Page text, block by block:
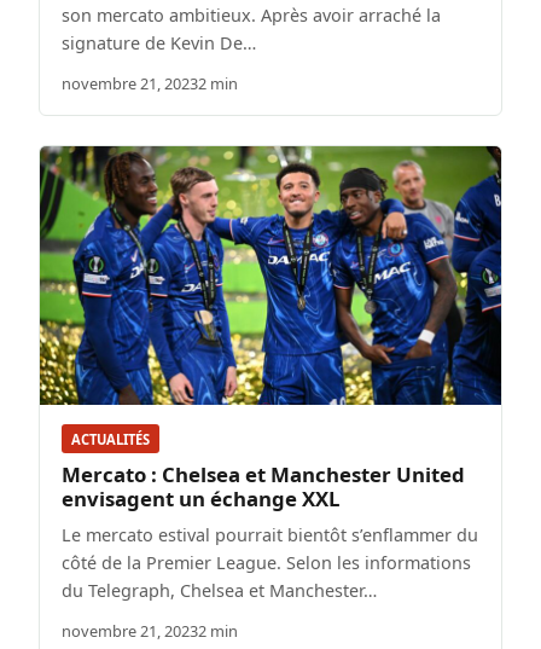
son mercato ambitieux. Après avoir arraché la
signature de Kevin De…
novembre 21, 20232 min
ACTUALITÉS
Mercato : Chelsea et Manchester United
envisagent un échange XXL
Le mercato estival pourrait bientôt s’enflammer du
côté de la Premier League. Selon les informations
du Telegraph, Chelsea et Manchester…
novembre 21, 20232 min